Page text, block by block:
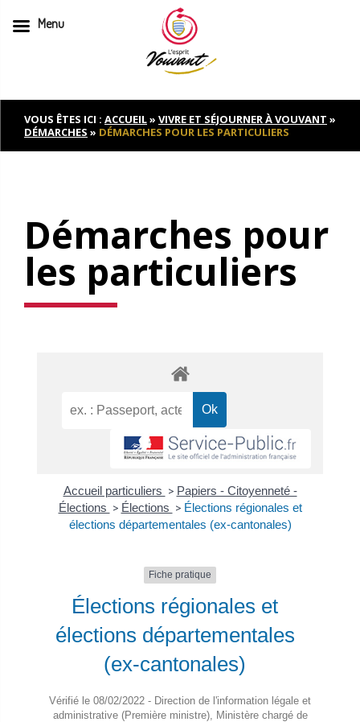
to
contentVOUS ÊTES ICI : ACCUEIL» VIVRE ET SÉJOURNER À VOUVANT »
DÉMARCHES » DÉMARCHES POUR LES PARTICULIERS
Démarches pour
les particuliers
Accueil particuliers > Papiers - Citoyenneté -
Élections > Élections > Élections régionales et
élections départementales (ex-cantonales)
Fiche pratique
Élections régionales et
élections départementales
(ex-cantonales)
Vérifié le 08/02/2022 - Direction de l'information légale et
administrative (Première ministre), Ministère chargé de
Menu